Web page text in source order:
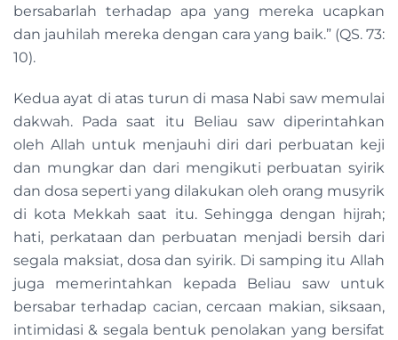
bersabarlah terhadap apa yang mereka ucapkan
dan jauhilah mereka dengan cara yang baik.” (QS. 73:
10).
Kedua ayat di atas turun di masa Nabi saw memulai
dakwah. Pada saat itu Beliau saw diperintahkan
oleh Allah untuk menjauhi diri dari perbuatan keji
dan mungkar dan dari mengikuti perbuatan syirik
dan dosa seperti yang dilakukan oleh orang musyrik
di kota Mekkah saat itu. Sehingga dengan hijrah;
hati, perkataan dan perbuatan menjadi bersih dari
segala maksiat, dosa dan syirik. Di samping itu Allah
juga memerintahkan kepada Beliau saw untuk
bersabar terhadap cacian, cercaan makian, siksaan,
intimidasi & segala bentuk penolakan yang bersifat